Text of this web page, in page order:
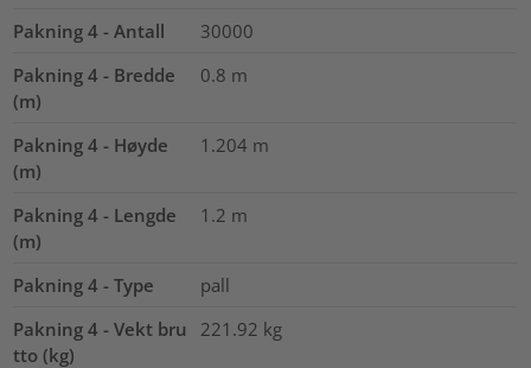
Pakning 4 - Antall
30000
Pakning 4 - Bredde
(m)
0.8 m
Pakning 4 - Høyde
(m)
1.204 m
Pakning 4 - Lengde
(m)
1.2 m
Pakning 4 - Type
pall
Pakning 4 - Vekt bru
tto (kg)
221.92 kg